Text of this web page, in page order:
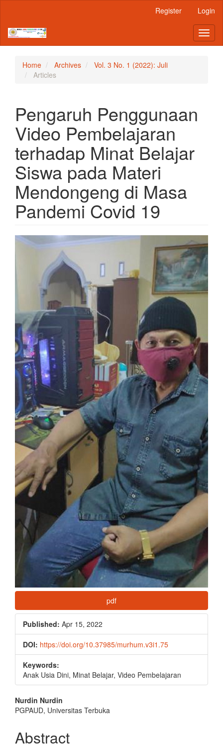
Content
Sidebar
Register Login
Home Archives
Vol. 3 No. 1 (2022): Juli
Articles
Pengaruh Penggunaan
Video Pembelajaran
terhadap Minat Belajar
Siswa pada Materi
Mendongeng di Masa
Pandemi Covid 19
Article
Sidebar
pdf
Published: Apr 15, 2022
DOI: https://doi.org/10.37985/murhum.v3i1.75
Keywords:
Anak Usia Dini, Minat Belajar, Video Pembelajaran
Main
Article
Content
Nurdin Nurdin
PGPAUD, Universitas Terbuka
Abstract